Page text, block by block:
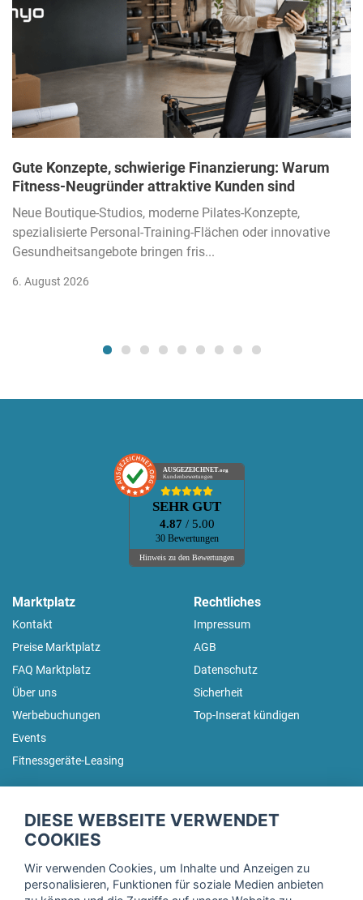
Gute Konzepte, schwierige Finanzierung: Warum
Fitness-Neugründer attraktive Kunden sind
Neue Boutique-Studios, moderne Pilates-Konzepte,
spezialisierte Personal-Training-Flächen oder innovative
Gesundheitsangebote bringen fris...
6. August 2026
AUSGEZEICHNET.org
Kundenbewertungen
SEHR GUT
4.87 / 5.00
30 Bewertungen
Hinweis zu den Bewertungen
Marktplatz
Kontakt
Preise Marktplatz
FAQ Marktplatz
Über uns
Werbebuchungen
Events
Fitnessgeräte-Leasing
Rechtliches
Impressum
AGB
Datenschutz
Sicherheit
Top-Inserat kündigen
Trage dich hier für unseren Newsletter ein und erhalte regelmäßig
DIESE WEBSEITE VERWENDET
COOKIES
Wir verwenden Cookies, um Inhalte und Anzeigen zu
personalisieren, Funktionen für soziale Medien anbieten